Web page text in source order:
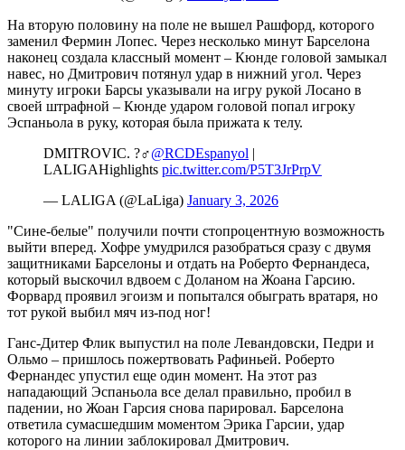
На вторую половину на поле не вышел Рашфорд, которого
заменил Фермин Лопес. Через несколько минут Барселона
наконец создала классный момент – Кюнде головой замыкал
навес, но Дмитрович потянул удар в нижний угол. Через
минуту игроки Барсы указывали на игру рукой Лосано в
своей штрафной – Кюнде ударом головой попал игроку
Эспаньола в руку, которая была прижата к телу.
DMITROVIC. ?‍♂️@RCDEspanyol |
LALIGAHighlights pic.twitter.com/P5T3JrPrpV
— LALIGA (@LaLiga) January 3, 2026
"Сине-белые" получили почти стопроцентную возможность
выйти вперед. Хофре умудрился разобраться сразу с двумя
защитниками Барселоны и отдать на Роберто Фернандеса,
который выскочил вдвоем с Доланом на Жоана Гарсию.
Форвард проявил эгоизм и попытался обыграть вратаря, но
тот рукой выбил мяч из-под ног!
Ганс-Дитер Флик выпустил на поле Левандовски, Педри и
Ольмо – пришлось пожертвовать Рафиньей. Роберто
Фернандес упустил еще один момент. На этот раз
нападающий Эспаньола все делал правильно, пробил в
падении, но Жоан Гарсия снова парировал. Барселона
ответила сумасшедшим моментом Эрика Гарсии, удар
которого на линии заблокировал Дмитрович.